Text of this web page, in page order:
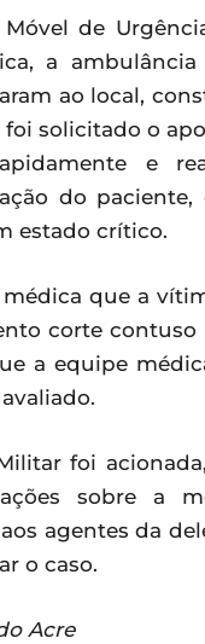
de
a
ao local,
solicitado o
e
do
estado crítico.
que a
corte contuso
a equipe
foi
sobre a
agentes da
o caso.
Acre